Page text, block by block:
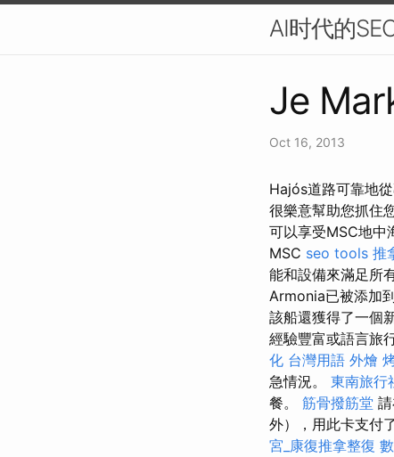
AI时代的
Je
Oct 16, 2013
Hajós道路可靠地
很樂意幫助您抓住
可以享受MSC地中
MSC seo tools 推
能和設備來滿足所
Armonia已被添加
該船還獲得了一個
經驗豐富或語言旅
化 台灣用語 外燴
急情況。 東南旅行
餐。 筋骨撥筋堂
外），用此卡支付
宮_康復推拿整復